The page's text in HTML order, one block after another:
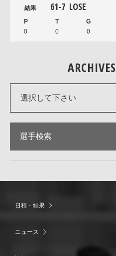
61-7 LOSE
0 0 0
ARCHIVES
選択して下さい
選手検索
日程・結果
ニュース